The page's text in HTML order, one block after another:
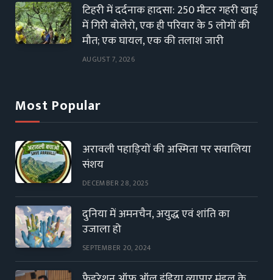
टिहरी में दर्दनाक हादसा: 250 मीटर गहरी खाई
में गिरी बोलेरो, एक ही परिवार के 5 लोगों की
मौत; एक घायल, एक की तलाश जारी
AUGUST 7, 2026
Most Popular
अरावली पहाड़ियों की अस्मिता पर सवालिया
संशय
DECEMBER 28, 2025
दुनिया में अमनचैन, अयुद्ध एवं शांति का
उजाला हो
SEPTEMBER 20, 2024